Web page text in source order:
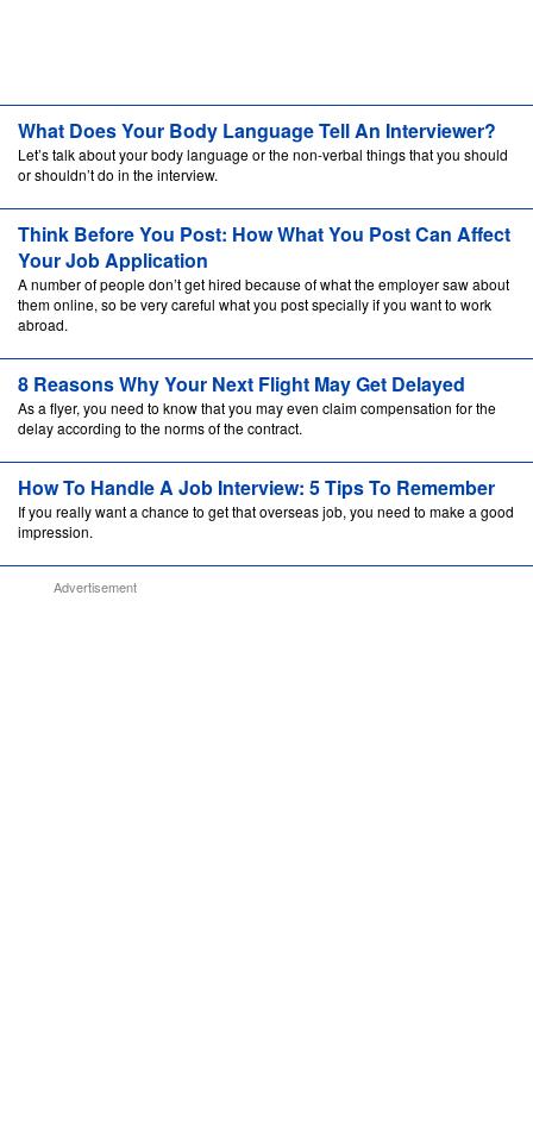
What Does Your Body Language Tell An Interviewer?
Let’s talk about your body language or the non-verbal things that you should
or shouldn’t do in the interview.
Think Before You Post: How What You Post Can Affect
Your Job Application
A number of people don’t get hired because of what the employer saw about
them online, so be very careful what you post specially if you want to work
abroad.
8 Reasons Why Your Next Flight May Get Delayed
As a flyer, you need to know that you may even claim compensation for the
delay according to the norms of the contract.
How To Handle A Job Interview: 5 Tips To Remember
If you really want a chance to get that overseas job, you need to make a good
impression.
Advertisement